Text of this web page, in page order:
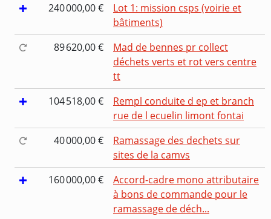
240 000,00 €
Lot 1: mission csps (voirie et
bâtiments)
89 620,00 €
Mad de bennes pr collect
déchets verts et rot vers centre
tt
104 518,00 €
Rempl conduite d ep et branch
rue de l ecuelin limont fontai
40 000,00 €
Ramassage des dechets sur
sites de la camvs
160 000,00 €
Accord-cadre mono attributaire
à bons de commande pour le
ramassage de déch...